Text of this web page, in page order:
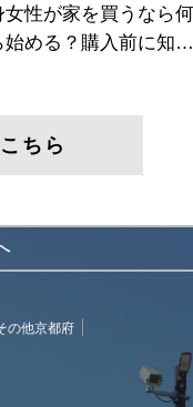
ちら
の他京都府